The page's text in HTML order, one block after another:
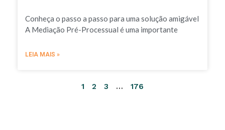
Conheça o passo a passo para uma solução amigável
A Mediação Pré-Processual é uma importante
LEIA MAIS »
1 2 3 … 176